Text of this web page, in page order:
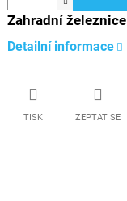
Zahradní železnice
Detailní informace
TISK ZEPTAT SE